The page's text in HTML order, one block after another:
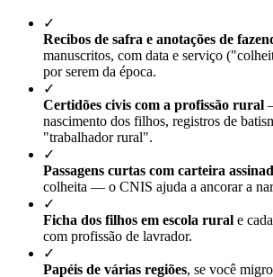
✓
Recibos de safra e anotações de
manuscritos, com data e serviço
por serem da época.
✓
Certidões civis com a profissão rural
nascimento dos filhos, registros de
"trabalhador rural".
✓
Passagens curtas com carteira
colheita — o CNIS ajuda a ancorar a
✓
Ficha dos filhos em escola rural e
com profissão de lavrador.
✓
Papéis de várias regiões, se você